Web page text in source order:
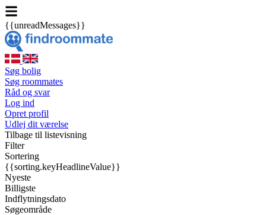
{{unreadMessages}}
Søg bolig
Søg roommates
Råd og svar
Log ind
Opret profil
Udlej dit værelse
Tilbage til listevisning
Filter
Sortering
{{sorting.keyHeadlineValue}}
Nyeste
Billigste
Indflytningsdato
Søgeområde